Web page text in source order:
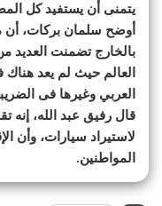
يتمنى أن يستفيد كل
أوضح سلمان بركات، أن
بالخارج تضمنت العديد
العالم حيث لم يعد هناك
العربي وغيرها فى
قال رفيق عبد الله، إنه
لاستيراد سيارات، وأن
المواطنين.